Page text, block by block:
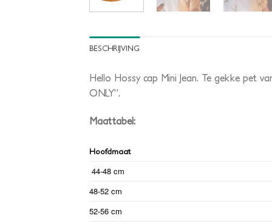
BESCHRIJVING
Hello Hossy cap Mini Jean. Te gekke pet
ONLY”.
Maattabel:
Hoofdmaat
44-48 cm
48-52 cm
52-56 cm